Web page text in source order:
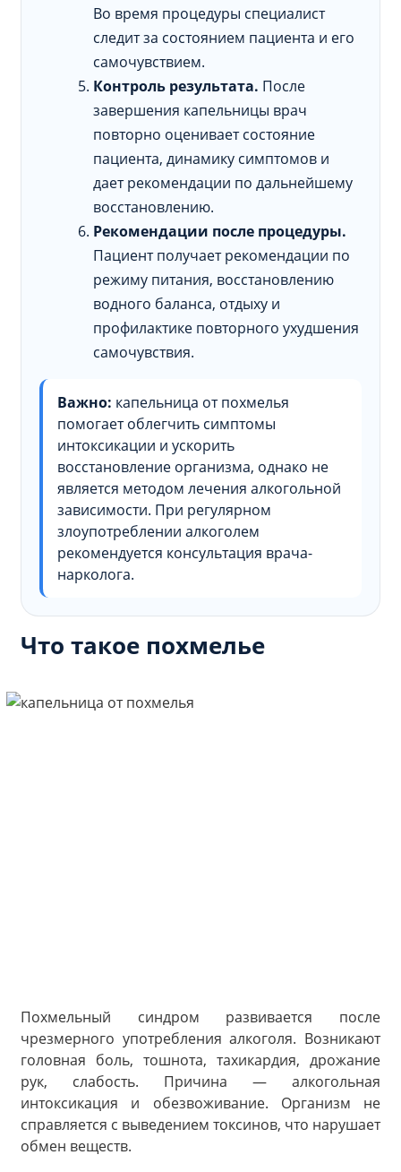
Во время процедуры специалист
следит за состоянием пациента и его
самочувствием.
Контроль результата. После
завершения капельницы врач
повторно оценивает состояние
пациента, динамику симптомов и
дает рекомендации по дальнейшему
восстановлению.
Рекомендации после процедуры.
Пациент получает рекомендации по
режиму питания, восстановлению
водного баланса, отдыху и
профилактике повторного ухудшения
самочувствия.
Важно: капельница от похмелья
помогает облегчить симптомы
интоксикации и ускорить
восстановление организма, однако не
является методом лечения алкогольной
зависимости. При регулярном
злоупотреблении алкоголем
рекомендуется консультация врача-
нарколога.
Что такое похмелье
Похмельный синдром развивается после
чрезмерного употребления алкоголя. Возникают
головная боль, тошнота, тахикардия, дрожание
рук, слабость. Причина — алкогольная
интоксикация и обезвоживание. Организм не
справляется с выведением токсинов, что нарушает
обмен веществ.